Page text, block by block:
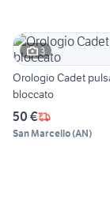
3
Orologio Cadet
bloccato
50 €
San Marcello(AN)